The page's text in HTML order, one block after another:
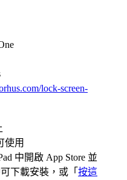
lock-screen-
使用
中開啟 App Store 並
下載安裝，或「 按這